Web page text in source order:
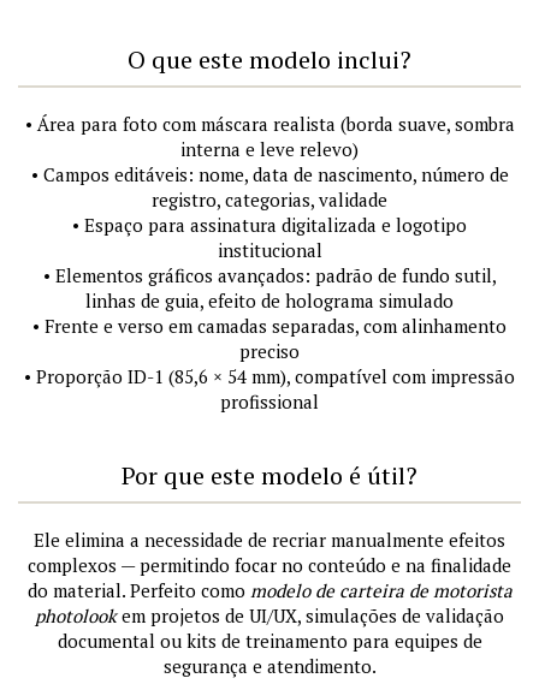
O que este modelo inclui?
• Área para foto com máscara realista (borda suave, sombra
interna e leve relevo)
• Campos editáveis: nome, data de nascimento, número de
registro, categorias, validade
• Espaço para assinatura digitalizada e logotipo
institucional
• Elementos gráficos avançados: padrão de fundo sutil,
linhas de guia, efeito de holograma simulado
• Frente e verso em camadas separadas, com alinhamento
preciso
• Proporção ID-1 (85,6 × 54 mm), compatível com impressão
profissional
Por que este modelo é útil?
Ele elimina a necessidade de recriar manualmente efeitos
complexos — permitindo focar no conteúdo e na finalidade
do material. Perfeito como modelo de carteira de motorista
photolookem projetos de UI/UX, simulações de validação
documental ou kits de treinamento para equipes de
segurança e atendimento.